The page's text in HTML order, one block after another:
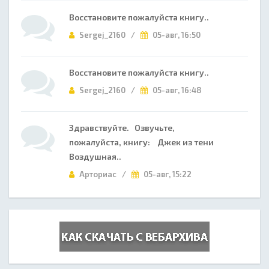
Восстановите пожалуйста книгу..
Sergej_2160 / 05-авг, 16:50
Восстановите пожалуйста книгу..
Sergej_2160 / 05-авг, 16:48
Здравствуйте. Озвучьте,
пожалуйста, книгу: Джек из тени
Воздушная..
Арториас / 05-авг, 15:22